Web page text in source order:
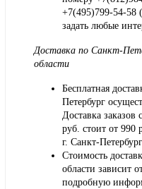
+7(495)799-54-58
задать любые
Доставка по Санкт-
области
Бесплатная
Петербург
Доставка заказов
руб. стоит от 990
г. Санкт-
Стоимость
области зависит
подробную